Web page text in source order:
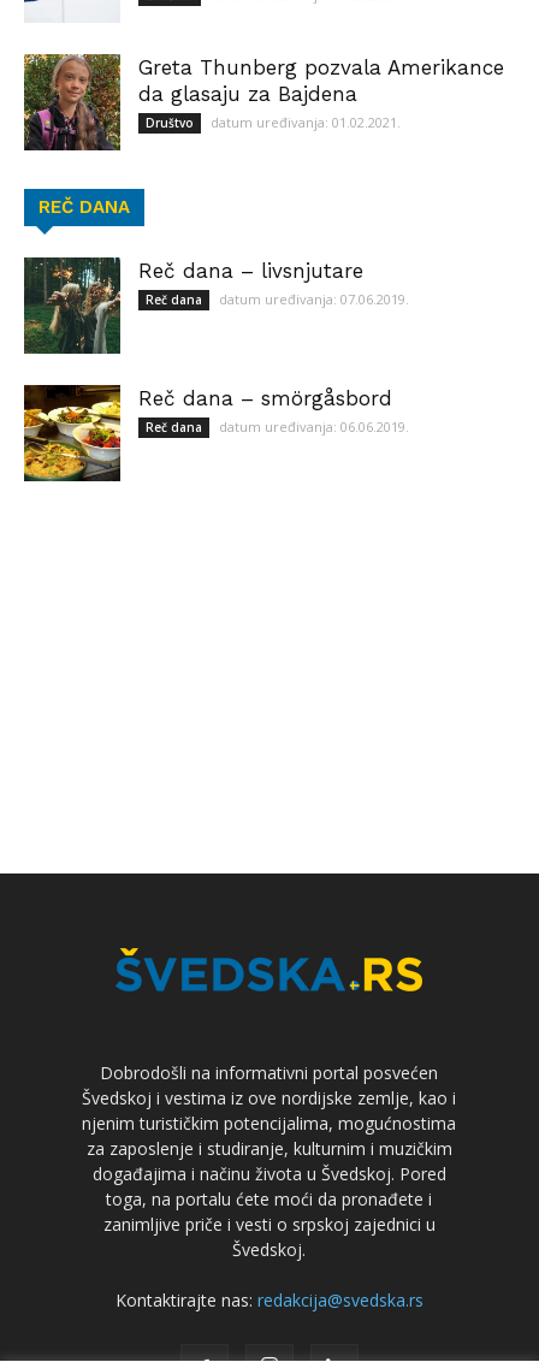
Greta Thunberg pozvala Amerikance
da glasaju za Bajdena
Društvo datum uređivanja: 01.02.2021.
REČ DANA
Reč dana – livsnjutare
Reč dana datum uređivanja: 07.06.2019.
Reč dana – smörgåsbord
Reč dana datum uređivanja: 06.06.2019.
Dobrodošli na informativni portal posvećen
Švedskoj i vestima iz ove nordijske zemlje, kao i
njenim turističkim potencijalima, mogućnostima
za zaposlenje i studiranje, kulturnim i muzičkim
događajima i načinu života u Švedskoj. Pored
toga, na portalu ćete moći da pronađete i
zanimljive priče i vesti o srpskoj zajednici u
Švedskoj.
Kontaktirajte nas: redakcija@svedska.rs